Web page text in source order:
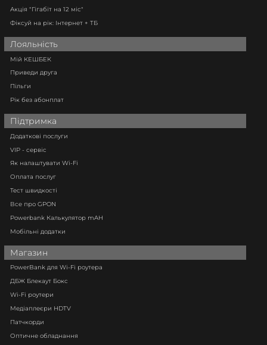
Акція "Гігабіт на 12 міс"
Фіксуй на рік: Інтернет + ТБ
Лояльність
Мій КЕШБЕК
Приведи друга
Пільги
Рік без абонплат
Підтримка
Додаткові послуги
VIP - сервіс
Як налаштувати Wi-Fi
Оплата послуг
Тест швидкості
Все про GPON
Powerbank Калькулятор mAH
Мобільні додатки
Магазин
PowerBank для Wi-Fi роутера
ДБЖ Блекаут Бокс
Wi-Fi роутери
Медіаплеєри HDTV
Патчкорди
Оптичне обладнання